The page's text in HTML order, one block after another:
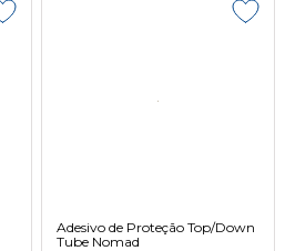
Adesivo de Proteção Top/Down
Tube Nomad